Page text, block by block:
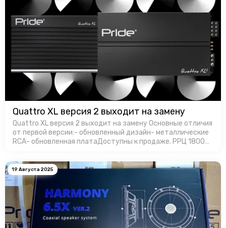
Quattro XL версия 2 выходит на замену
Quattro XL версия 2 выходит на замену Основные отличия
от первой версии:- обновленный дизайн- металлические
RCA- обновленная платаДоступны к продаже. РРЦ 18000
19 Августа 2025